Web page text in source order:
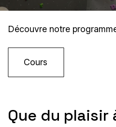
Découvre notre
Cours
Que du plaisir